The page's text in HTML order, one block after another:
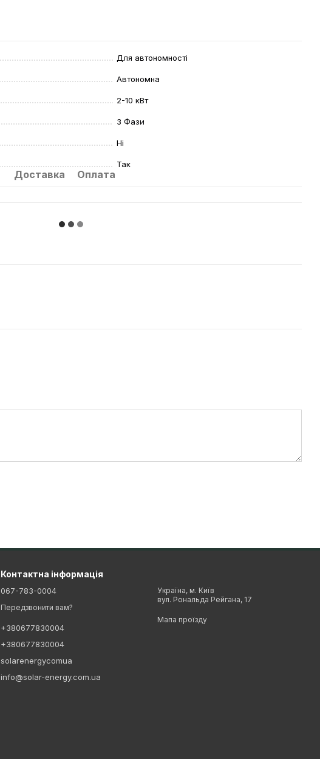
Для автономності
Автономна
2-10 кВт
3 Фази
Ні
Так
Доставка Оплата
Контактна інформація
067-783-0004
Передзвонити вам?
+380677830004
+380677830004
solarenergycomua
info@solar-energy.com.ua
Україна, м. Київ
вул. Рональда Рейгана, 17
Мапа проїзду